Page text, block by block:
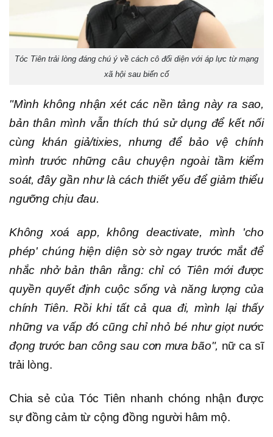
Tóc Tiên trải lòng đáng chú ý về cách cô đối diện với áp lực từ mạng
xã hội sau biến cố
"Mình không nhận xét các nền tảng này ra sao,
bản thân mình vẫn thích thú sử dụng để kết nối
cùng khán giả/tixies, nhưng để bảo vệ chính
mình trước những câu chuyện ngoài tầm kiểm
soát, đây gần như là cách thiết yếu để giảm thiểu
ngưỡng chịu đau.
Không xoá app, không deactivate, mình 'cho
phép' chúng hiện diện sờ sờ ngay trước mắt để
nhắc nhở bản thân rằng: chỉ có Tiên mới được
quyền quyết định cuộc sống và năng lượng của
chính Tiên. Rồi khi tất cả qua đi, mình lại thấy
những va vấp đó cũng chỉ nhỏ bé như giọt nước
đọng trước ban công sau cơn mưa bão", nữ ca sĩ
trải lòng.
Chia sẻ của Tóc Tiên nhanh chóng nhận được
sự đồng cảm từ cộng đồng người hâm mộ.